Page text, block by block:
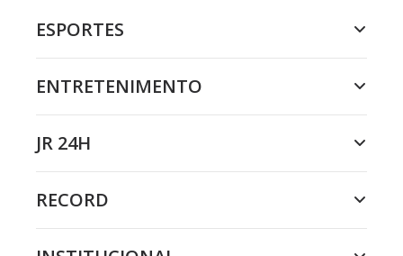
ESPORTES
ENTRETENIMENTO
JR 24H
RECORD